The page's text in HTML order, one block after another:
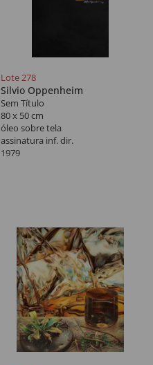
Lote 278
Silvio Oppenheim
Sem Título
80 x 50 cm
óleo sobre tela
assinatura inf. dir.
1979